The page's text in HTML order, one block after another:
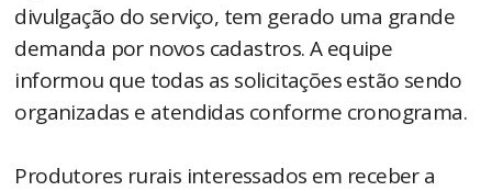
divulgação do serviço, tem gerado uma grande
demanda por novos cadastros. A equipe
informou que todas as solicitações estão sendo
organizadas e atendidas conforme cronograma.
Produtores rurais interessados em receber a